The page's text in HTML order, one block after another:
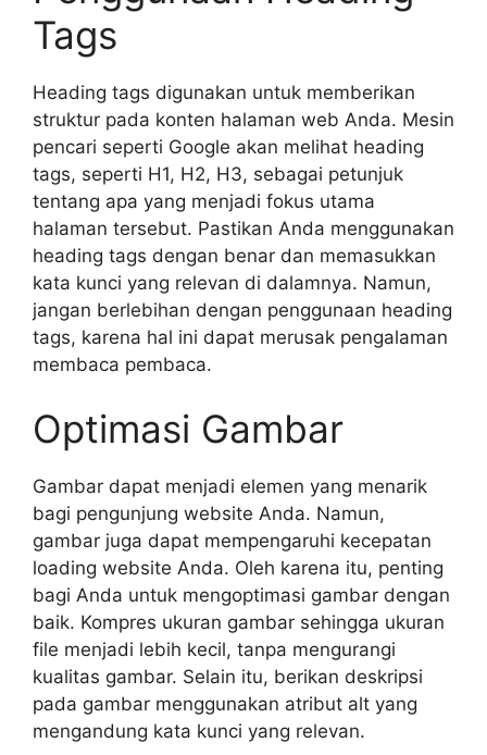
Tags
Heading tags digunakan untuk memberikan
struktur pada konten halaman web Anda. Mesin
pencari seperti Google akan melihat heading
tags, seperti H1, H2, H3, sebagai petunjuk
tentang apa yang menjadi fokus utama
halaman tersebut. Pastikan Anda menggunakan
heading tags dengan benar dan memasukkan
kata kunci yang relevan di dalamnya. Namun,
jangan berlebihan dengan penggunaan heading
tags, karena hal ini dapat merusak pengalaman
membaca pembaca.
Optimasi Gambar
Gambar dapat menjadi elemen yang menarik
bagi pengunjung website Anda. Namun,
gambar juga dapat mempengaruhi kecepatan
loading website Anda. Oleh karena itu, penting
bagi Anda untuk mengoptimasi gambar dengan
baik. Kompres ukuran gambar sehingga ukuran
file menjadi lebih kecil, tanpa mengurangi
kualitas gambar. Selain itu, berikan deskripsi
pada gambar menggunakan atribut alt yang
mengandung kata kunci yang relevan.